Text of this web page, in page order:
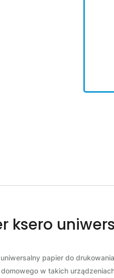
ksero
papier do
w takich